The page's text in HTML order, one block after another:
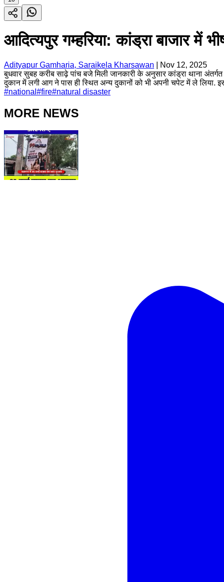
आदित्यपुर गम्हरिया: कांड्रा बाजार
Adityapur Gamharia, Saraikela Kharsawan
Nov 12, 2025
बुधवार सुबह करीब साढ़े पांच बजे मिली जानकारी के अनुसार कांड्रा थाना
दुकान में लगी आग ने पास ही स्थित अन्य दुकानों को भी अपनी चपेट में ले लिया.
#national #fire#natural disaster
MORE NEWS